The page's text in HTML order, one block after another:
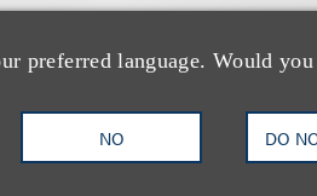
preferred language. Would
NO DO
Marcus S.